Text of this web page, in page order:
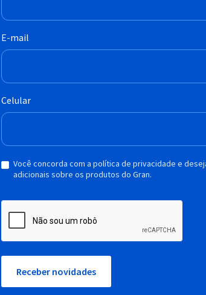
E-mail
Celular
Você concorda com a política de privacidade e
adicionais sobre os produtos do Gran.
Receber novidades